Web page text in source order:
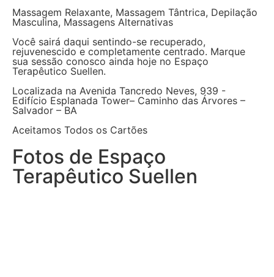
Massagem Relaxante, Massagem Tântrica, Depilação
Masculina, Massagens Alternativas
Você sairá daqui sentindo-se recuperado,
rejuvenescido e completamente centrado. Marque
sua sessão conosco ainda hoje no Espaço
Terapêutico Suellen.
Localizada na Avenida Tancredo Neves, 939 -
Edifício Esplanada Tower– Caminho das Árvores –
Salvador – BA
Aceitamos Todos os Cartões
Fotos de Espaço
Terapêutico Suellen